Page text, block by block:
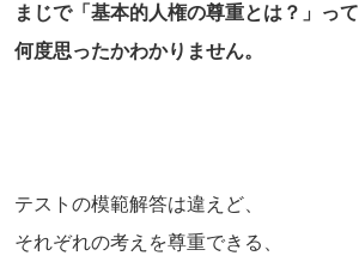
まじで「基本的人権の尊重とは？」って
何度思ったかわかりません。
テストの模範解答は違えど、
それぞれの考えを尊重できる、